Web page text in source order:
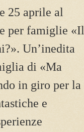
25 aprile al
per famiglie «Il
Un’inedita
di «Ma
in giro per la
e